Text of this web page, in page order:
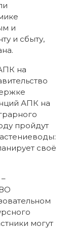
и
и сбыту,
на
АПК на
пройдут
своё
могут